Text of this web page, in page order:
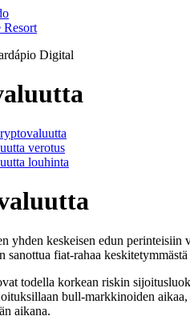
Resort
Digital
verotus
louhinta
yhden keskeisen edun perinteisiin
sanottua fiat-rahaa keskitetymmästä
todella korkean riskin
bull-markkinoiden aikaa,
aikana.